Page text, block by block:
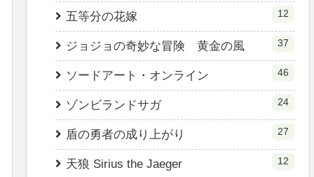
五等分の花嫁 12
ジョジョの奇妙な冒険 黄金の風 37
ソードアート・オンライン 46
ゾンビランドサガ 24
盾の勇者の成り上がり 27
天狼 Sirius the Jaeger 12